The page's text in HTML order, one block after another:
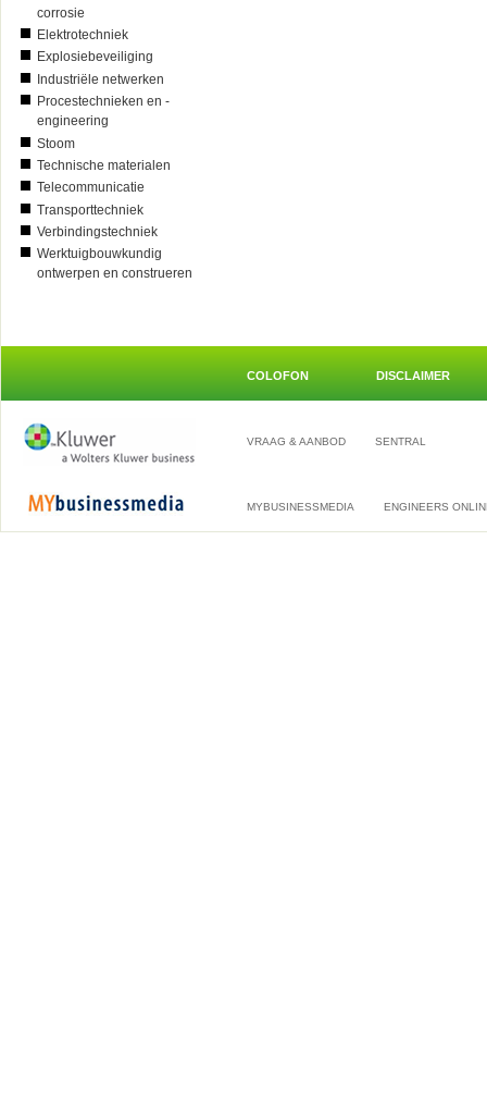
corrosie
Elektrotechniek
Explosiebeveiliging
Industriële netwerken
Procestechnieken en -
engineering
Stoom
Technische materialen
Telecommunicatie
Transporttechniek
Verbindingstechniek
Werktuigbouwkundig
ontwerpen en construeren
COLOFON DISCLAIMER
VRAAG & AANBOD SENTRAL
MYBUSINESSMEDIA ENGINEERS